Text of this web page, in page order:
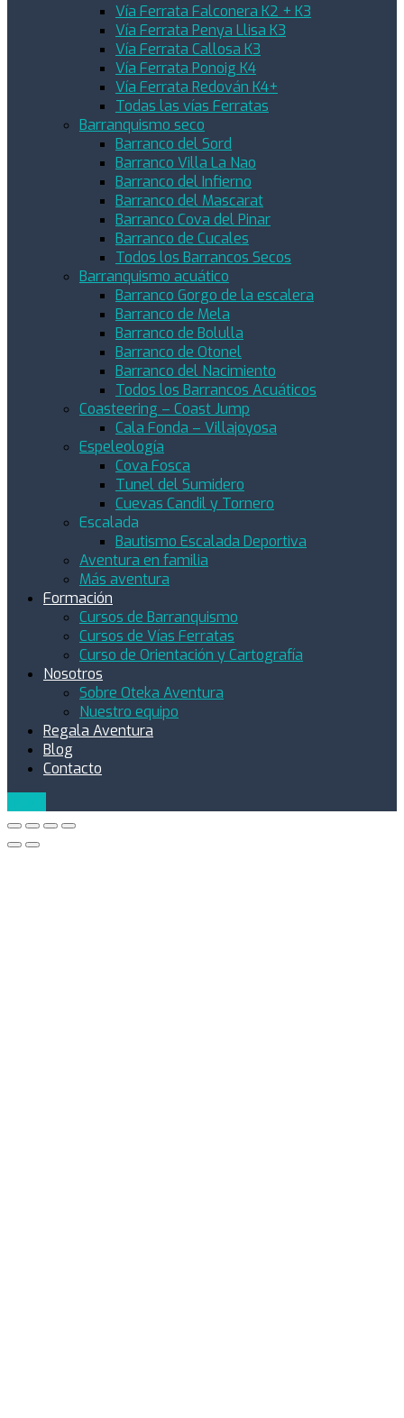
Vía Ferrata Falconera K2 + K3
Vía Ferrata Penya Llisa K3
Vía Ferrata Callosa K3
Vía Ferrata Ponoig K4
Vía Ferrata Redován K4+
Todas las vías Ferratas
Barranquismo seco
Barranco del Sord
Barranco Villa La Nao
Barranco del Infierno
Barranco del Mascarat
Barranco Cova del Pinar
Barranco de Cucales
Todos los Barrancos Secos
Barranquismo acuático
Barranco Gorgo de la escalera
Barranco de Mela
Barranco de Bolulla
Barranco de Otonel
Barranco del Nacimiento
Todos los Barrancos Acuáticos
Coasteering – Coast Jump
Cala Fonda – Villajoyosa
Espeleología
Cova Fosca
Tunel del Sumidero
Cuevas Candil y Tornero
Escalada
Bautismo Escalada Deportiva
Aventura en familia
Más aventura
Formación
Cursos de Barranquismo
Cursos de Vías Ferratas
Curso de Orientación y Cartografía
Nosotros
Sobre Oteka Aventura
Nuestro equipo
Regala Aventura
Blog
Contacto